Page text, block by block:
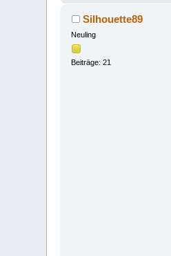
Silhouette89
Neuling
Beiträge: 21